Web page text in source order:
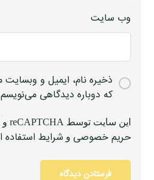
وب‌ سایت
ذخیره نام، ایمیل و وبسایت
که دوباره دیدگاهی
این سایت توسط reCAPTCHA و گوگل محافظت می‌شود
حریم خصوصی و شرایط استفاده